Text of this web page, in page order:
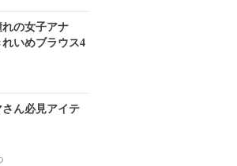
の女子アナ
いめブラウス4
ん必見アイテ